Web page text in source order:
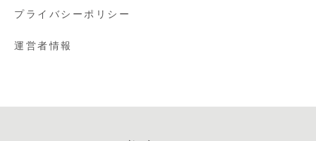
プライバシーポリシー
運営者情報